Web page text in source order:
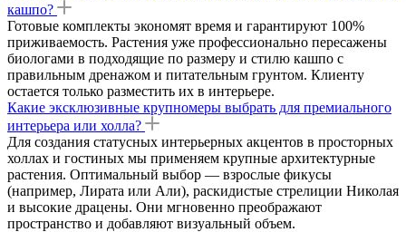
кашпо?
Готовые комплекты экономят время и гарантируют 100%
приживаемость. Растения уже профессионально пересажены
биологами в подходящие по размеру и стилю кашпо с
правильным дренажом и питательным грунтом. Клиенту
остается только разместить их в интерьере.
Какие эксклюзивные крупномеры выбрать для премиального
интерьера или холла?
Для создания статусных интерьерных акцентов в просторных
холлах и гостиных мы применяем крупные архитектурные
растения. Оптимальный выбор — взрослые фикусы
(например, Лирата или Али), раскидистые стрелиции Николая
и высокие драцены. Они мгновенно преображают
пространство и добавляют визуальный объем.